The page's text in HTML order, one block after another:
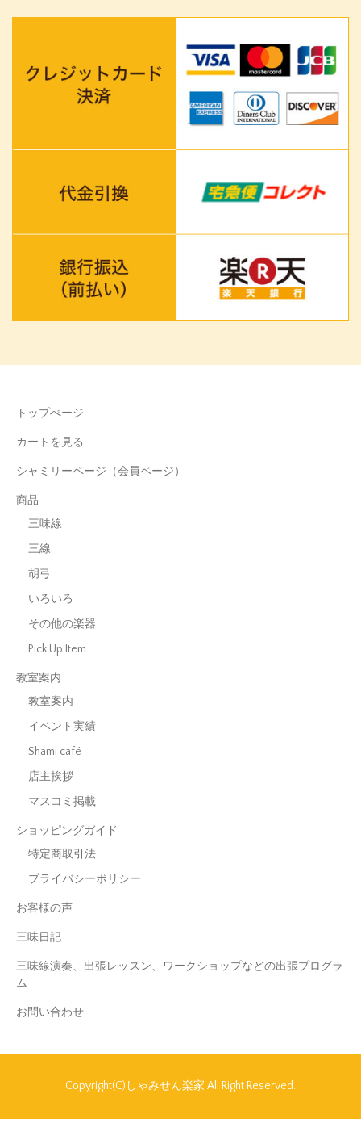
トップぺージ
カートを見る
シャミリーページ（会員ページ）
商品
三味線
三線
胡弓
いろいろ
その他の楽器
Pick Up Item
教室案内
教室案内
イベント実績
Shami café
店主挨拶
マスコミ掲載
ショッピングガイド
特定商取引法
プライバシーポリシー
お客様の声
三味日記
三味線演奏、出張レッスン、ワークショップなどの出張プログラ
ム
お問い合わせ
Copyright(C)しゃみせん楽家 All Right Reserved.